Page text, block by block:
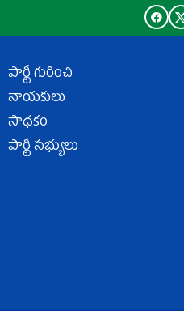
పార్టీ గురించి
నాయకులు
సాధకం
పార్టీ సభ్యులు